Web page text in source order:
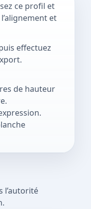
ce profil et
et
effectuez
de hauteur
l’autorité